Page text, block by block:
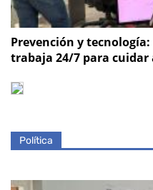
Prevención y
trabaja 24/7 para
Política